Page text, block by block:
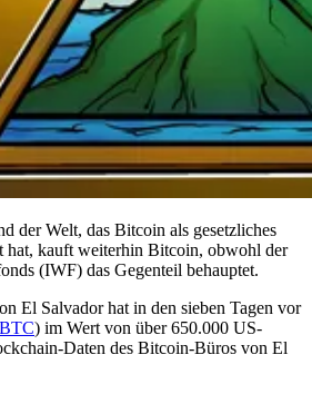
der Welt, das Bitcoin als gesetzliches
hat, kauft weiterhin Bitcoin, obwohl der
(IWF) das Gegenteil behauptet.
El Salvador hat in den sieben Tagen vor
BTC) im Wert von über 650.000 US-
Daten des Bitcoin-Büros von El